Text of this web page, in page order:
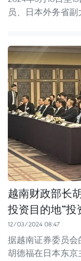
员、日本外务省副
越南财政部长
投资目的地”投
12/03/2024 08:47
据越南证券委员会
胡德福在日本东京